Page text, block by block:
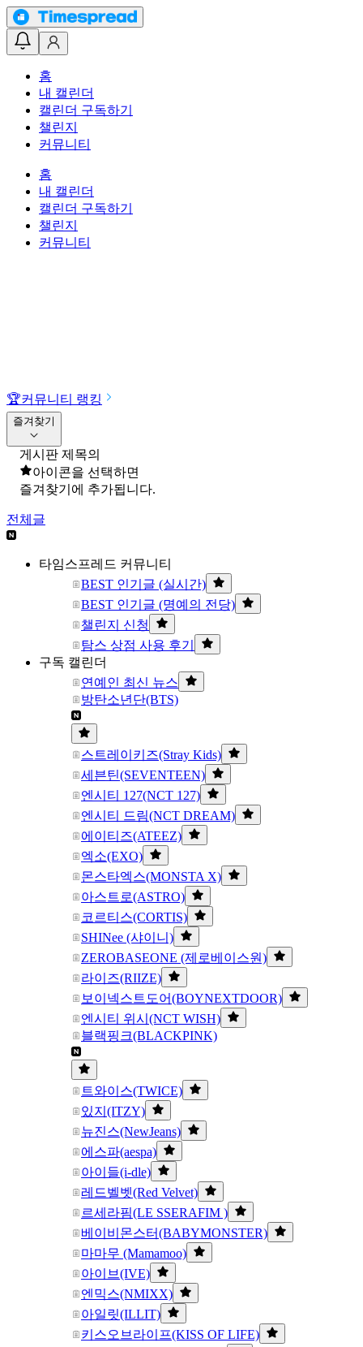
홈
내 캘린더
캘린더 구독하기
챌린지
커뮤니티
홈
내 캘린더
캘린더 구독하기
챌린지
커뮤니티
🏆커뮤니티 랭킹
즐겨찾기
게시판 제목의
아이콘을 선택하면
즐겨찾기에 추가됩니다.
전체글
타임스프레드 커뮤니티
BEST 인기글 (실시간)
BEST 인기글 (명예의 전당)
챌린지 신청
탐스 상점 사용 후기
구독 캘린더
연예인 최신 뉴스
방탄소년단(BTS)
스트레이키즈(Stray Kids)
세븐틴(SEVENTEEN)
엔시티 127(NCT 127)
엔시티 드림(NCT DREAM)
에이티즈(ATEEZ)
엑소(EXO)
몬스타엑스(MONSTA X)
아스트로(ASTRO)
코르티스(CORTIS)
SHINee (샤이니)
ZEROBASEONE (제로베이스원)
라이즈(RIIZE)
보이넥스트도어(BOYNEXTDOOR)
엔시티 위시(NCT WISH)
블랙핑크(BLACKPINK)
트와이스(TWICE)
있지(ITZY)
뉴진스(NewJeans)
에스파(aespa)
아이들(i-dle)
레드벨벳(Red Velvet)
르세라핌(LE SSERAFIM )
베이비몬스터(BABYMONSTER)
마마무 (Mamamoo)
아이브(IVE)
엔믹스(NMIXX)
아일릿(ILLIT)
키스오브라이프(KISS OF LIFE)